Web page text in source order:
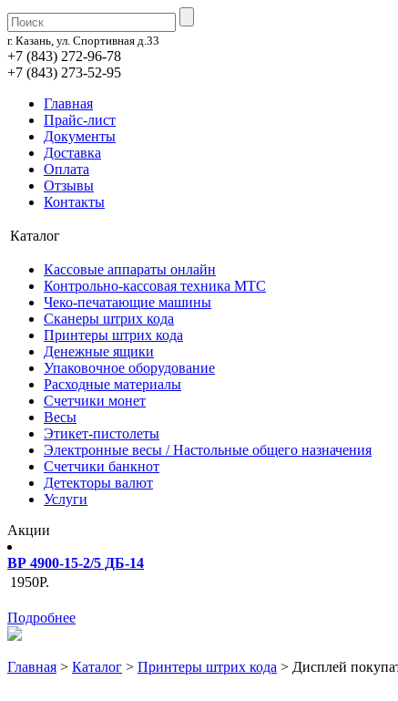
г. Казань, ул. Спортивная д.33
+7 (843) 272-96-78
+7 (843) 273-52-95
Главная
Прайс-лист
Документы
Доставка
Оплата
Отзывы
Контакты
Каталог
Кассовые аппараты онлайн
Контрольно-кассовая техника МТС
Чеко-печатающие машины
Сканеры штрих кода
Принтеры штрих кода
Денежные ящики
Упаковочное оборудование
Расходные материалы
Счетчики монет
Весы
Этикет-пистолеты
Электронные весы / Настольные общего назначения
Счетчики банкнот
Детекторы валют
Услуги
Акции
ВР 4900-15-2/5 ДБ-14
1950Р.
Подробнее
Главная > Каталог > Принтеры штрих кода > Дисплей